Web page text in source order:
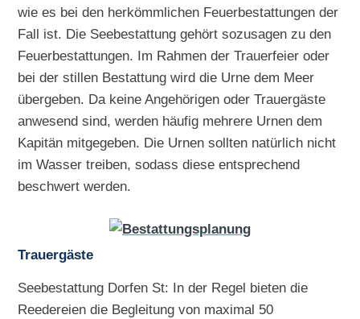
wie es bei den herkömmlichen Feuerbestattungen der
Fall ist. Die Seebestattung gehört sozusagen zu den
Feuerbestattungen. Im Rahmen der Trauerfeier oder
bei der stillen Bestattung wird die Urne dem Meer
übergeben. Da keine Angehörigen oder Trauergäste
anwesend sind, werden häufig mehrere Urnen dem
Kapitän mitgegeben. Die Urnen sollten natürlich nicht
im Wasser treiben, sodass diese entsprechend
beschwert werden.
Trauergäste
Seebestattung Dorfen St: In der Regel bieten die
Reedereien die Begleitung von maximal 50